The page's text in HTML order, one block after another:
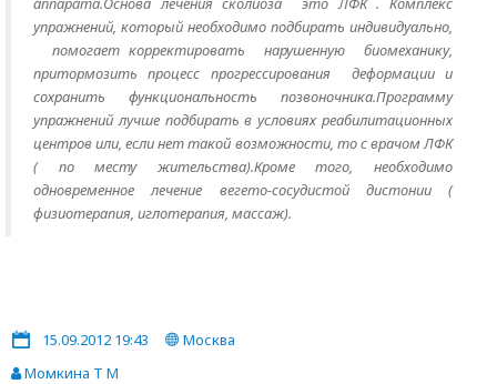
упражнений, который необходимо подбирать индивидуально,
помогает корректировать нарушенную биомеханику,
притормозить процесс прогрессирования деформации и
сохранить функциональность позвоночника.Программу
упражнений лучше подбирать в условиях реабилитационных
центров или, если нет такой возможности, то с врачом ЛФК
( по месту жительства).Кроме того, необходимо
одновременное лечение вегето-сосудистой дистонии (
физиотерапия, иглотерапия, массаж).
15.09.2012 19:43
Москва
Момкина Т М